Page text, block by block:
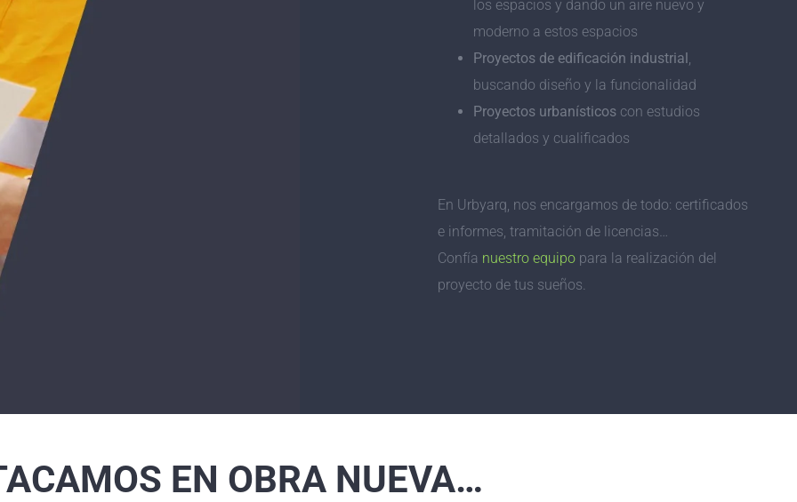
los espacios y dando un aire nuevo y
moderno a estos espacios
Proyectos de edificación industrial,
buscando diseño y la funcionalidad
Proyectos urbanísticoscon estudios
detallados y cualificados
En Urbyarq, nos encargamos de todo: certificados
e informes, tramitación de licencias…
Confía nuestro equipopara la realización del
proyecto de tus sueños.
EN OBRA NUEVA…